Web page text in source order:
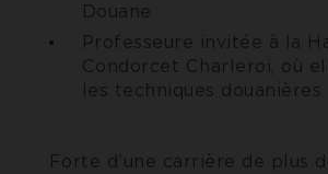
Douane
Professeure invitée à la
Condorcet Charleroi, où
les techniques douanières
Forte d’une carrière de plus